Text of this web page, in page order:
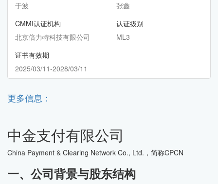
于波
张鑫
CMMI认证机构
北京倍力特科技有限公司
认证级别
ML3
证书有效期
2025/03/11-2028/03/11
更多信息：
中金支付有限公司
China Payment & Clearing Network Co., Ltd.，简称CPCN
一、公司背景与股东结构